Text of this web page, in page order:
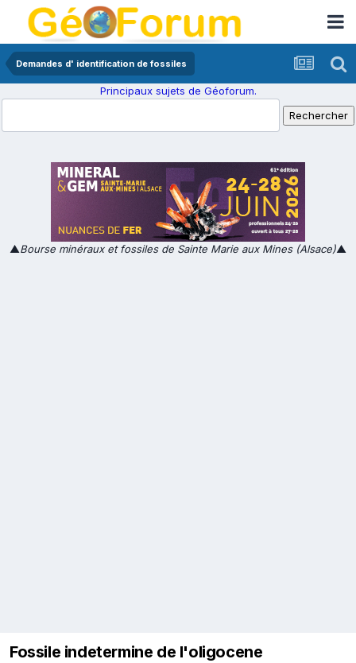
Demandes d' identification de fossiles
Principaux sujets de Géoforum.
▲Bourse minéraux et fossiles de Sainte Marie aux Mines (Alsace)▲
Fossile indetermine de l'oligocene